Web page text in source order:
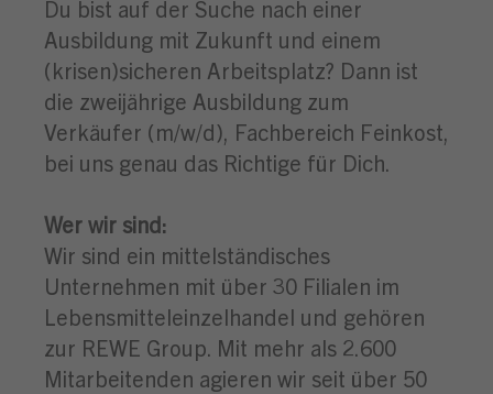
Du bist auf der Suche nach einer
Ausbildung mit Zukunft und einem
(krisen)sicheren Arbeitsplatz? Dann ist
die zweijährige Ausbildung zum
Verkäufer (m/w/d), Fachbereich Feinkost,
bei uns genau das Richtige für Dich.
Wer wir sind:
Wir sind ein mittelständisches
Unternehmen mit über 30 Filialen im
Lebensmitteleinzelhandel und gehören
zur REWE Group. Mit mehr als 2.600
Mitarbeitenden agieren wir seit über 50